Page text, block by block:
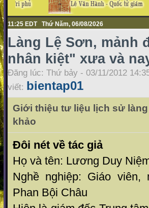
11:25 EDT Thứ Năm, 06/08/2026
Làng Lệ Sơn, mảnh
nhân kiệt" xưa và
Đăng lúc: Thứ bảy - 03/11/2012
viết: bientap01
Giới thiệu tư liệu lịch sử
khảo
Đôi nét về tác giả
Họ và tên: Lương Duy
Nghề nghiệp: Giáo
Phan Bội Châu